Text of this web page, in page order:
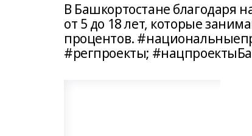
В Башкортостане благодаря
от 5 до 18 лет, которые
процентов.
#регпроекты;